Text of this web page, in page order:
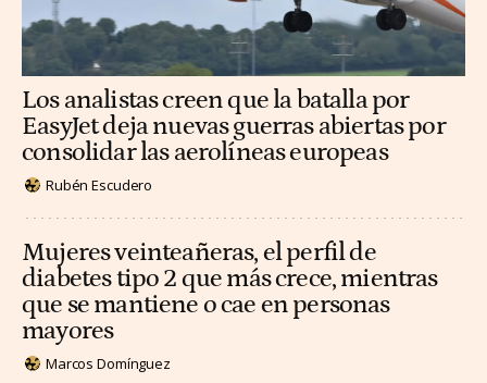
Los analistas creen que la batalla por
EasyJet deja nuevas guerras abiertas por
consolidar las aerolíneas europeas
Rubén Escudero
Mujeres veinteañeras, el perfil de
diabetes tipo 2 que más crece, mientras
que se mantiene o cae en personas
mayores
Marcos Domínguez